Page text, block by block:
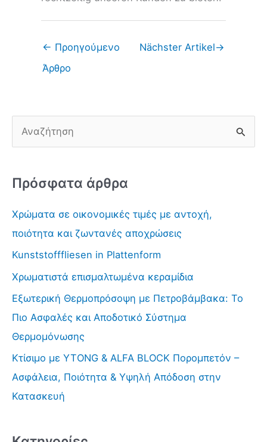
← Προηγούμενο
Άρθρο
Nächster Artikel→
ζ
τ
η
σ
η
γ
ι
α
:
Πρόσφατα άρθρα
Χρώματα σε οικονομικές τιμές με αντοχή,
ποιότητα και ζωντανές αποχρώσεις
Kunststofffliesen in Plattenform
Χρωματιστά επισμαλτωμένα κεραμίδια
Εξωτερική Θερμοπρόσοψη με Πετροβάμβακα: Το
Πιο Ασφαλές και Αποδοτικό Σύστημα
Θερμομόνωσης
Κτίσιμο με YTONG & ALFA BLOCK Πορομπετόν –
Ασφάλεια, Ποιότητα & Υψηλή Απόδοση στην
Κατασκευή